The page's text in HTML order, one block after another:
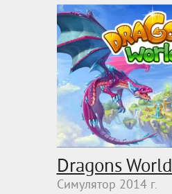
Dragons World
Симулятор 2014 г.